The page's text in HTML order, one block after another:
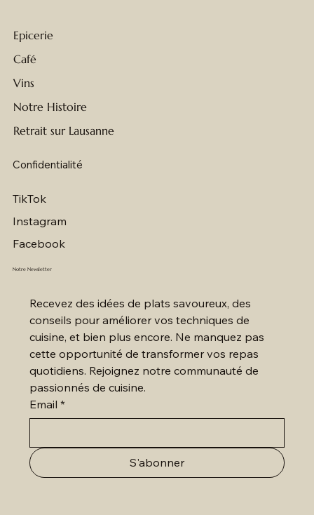
Epicerie
Café
Vins
Notre Histoire
Retrait sur Lausanne
Confidentialité
TikTok
Instagram
Facebook
Notre Newsletter
Recevez des idées de plats savoureux, des
conseils pour améliorer vos techniques de
cuisine, et bien plus encore. Ne manquez pas
cette opportunité de transformer vos repas
quotidiens. Rejoignez notre communauté de
passionnés de cuisine.
Email *
S'abonner